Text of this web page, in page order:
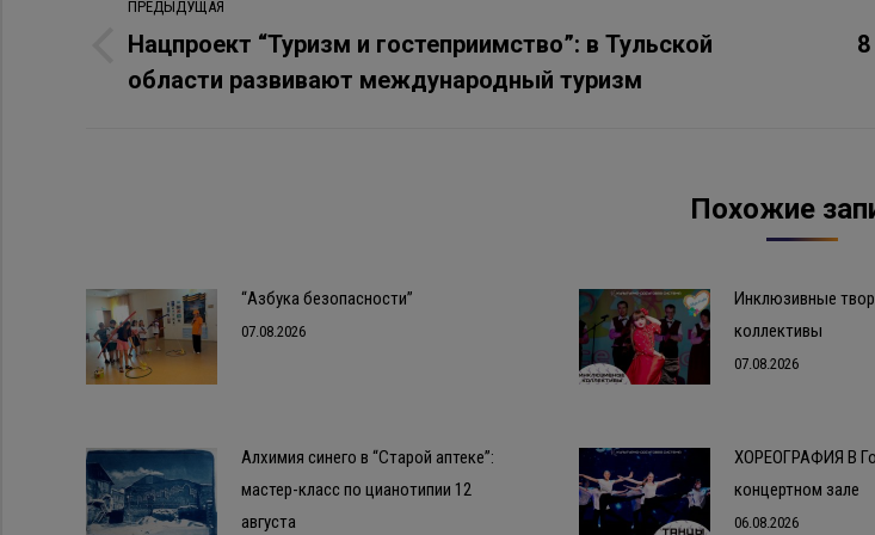
по
записям
ПРЕДЫДУЩАЯ
Предыдущая
запись:
Нацпроект “Туризм и гостеприимство”: в Тульской
области развивают международный туризм
Похожие
“Азбука безопасности”
07.08.2026
Инклюзивные
коллективы
07.08.2026
Алхимия синего в “Старой аптеке”:
мастер-класс по цианотипии 12
августа
ХОРЕОГРАФИЯ В
концертном зале
06.08.2026